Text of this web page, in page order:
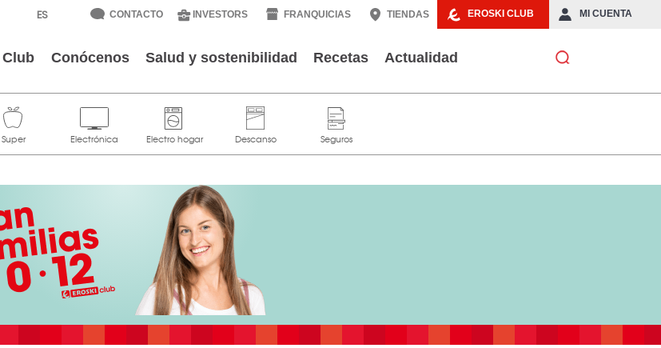
EROSKI CLUB MI CUENTA
CONTACTO INVESTORS FRANQUICIAS TIENDAS
Club Conócenos Salud y sostenibilidad Recetas Actualidad